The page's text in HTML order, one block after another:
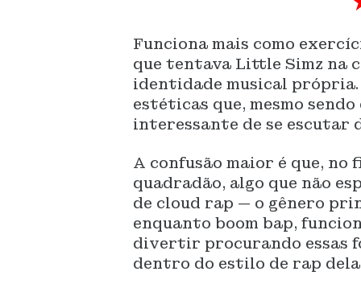
Funciona mais como
que tentava Little Simz na
identidade musical própria.
estéticas que, mesmo
interessante de se escutar
A confusão maior é que, no
quadradão, algo que não
de cloud rap — o gênero
enquanto boom bap,
divertir procurando essas
dentro do estilo de rap